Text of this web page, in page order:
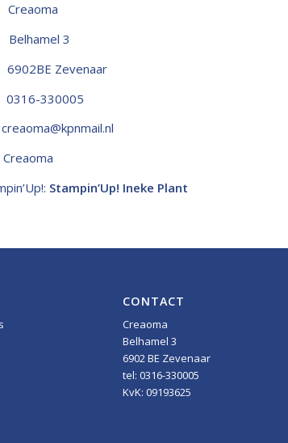
3
Zevenaar
330005
creaoma@kpnmail.nl
Creaoma
Stampin’Up! Ineke Plant
CONTACT
Creaoma
Belhamel 3
6902 BE Zevenaar
tel: 0316-330005
KvK: 09193625